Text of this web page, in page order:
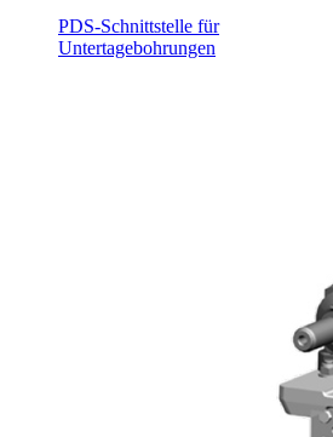
PDS-Schnittstelle für
Untertagebohrungen